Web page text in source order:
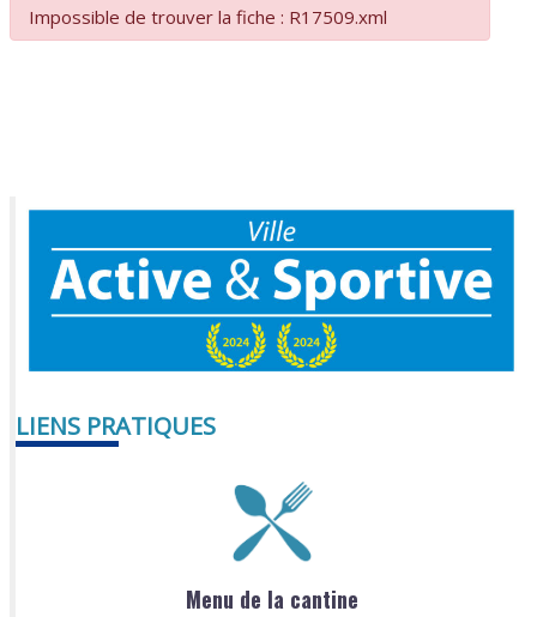
Impossible de trouver la fiche : R17509.xml
LIENS PRATIQUES
Menu de la cantine